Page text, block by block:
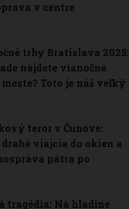
v centre
trhy Bratislava 2025:
nájdete vianočné
Toto je náš veľký
teror v Čunove:
viajcia do okien a
pátra po
tragédia: Na hladine